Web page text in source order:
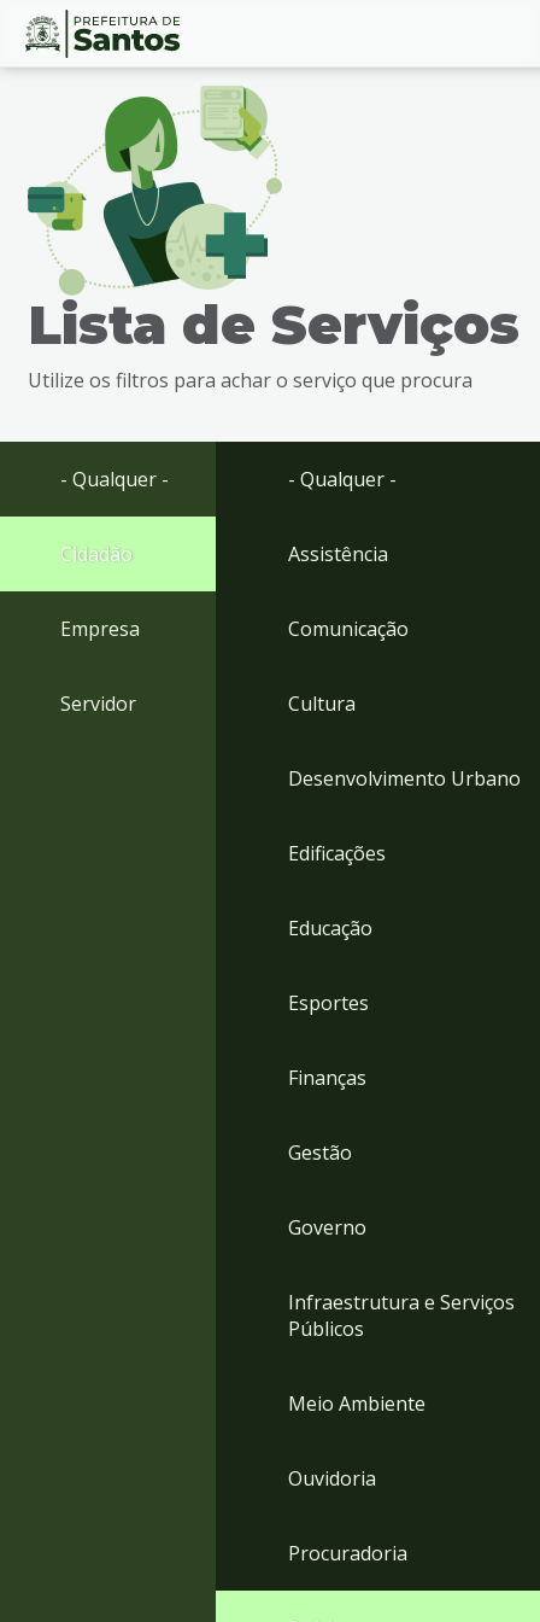
Ir
busca
Ir
rodapé
Conteúdo
Lista de Serviços
Utilize os filtros para achar o serviço que procura
- Qualquer -
Cidadão
Empresa
Servidor
- Qualquer -
Assistência
Comunicação
Cultura
Desenvolvimento Urbano
Edificações
Educação
Esportes
Finanças
Gestão
Governo
Infraestrutura e Serviços
Públicos
Meio Ambiente
Ouvidoria
Procuradoria